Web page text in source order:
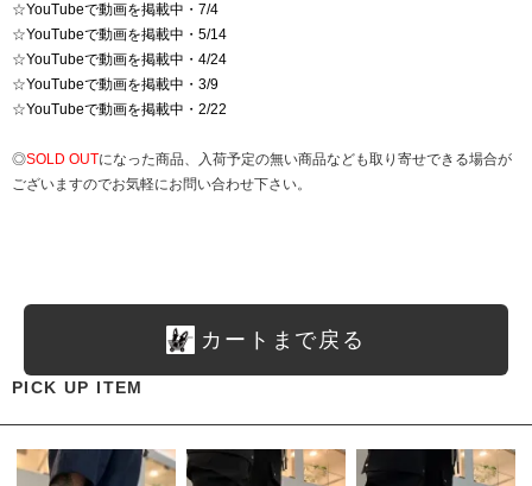
☆YouTubeで動画を掲載中・7/4
☆YouTubeで動画を掲載中・5/14
☆YouTubeで動画を掲載中・4/24
☆YouTubeで動画を掲載中・3/9
☆YouTubeで動画を掲載中・2/22
◎SOLD OUTになった商品、入荷予定の無い商品なども取り寄せできる場合が
ございますのでお気軽にお問い合わせ下さい。
カートまで戻る
PICK UP ITEM